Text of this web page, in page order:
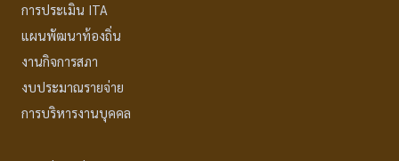
การประเมิน ITA
แผนพัฒนาท้องถิ่น
งานกิจการสภา
งบประมาณรายจ่าย
การบริหารงานบุคคล